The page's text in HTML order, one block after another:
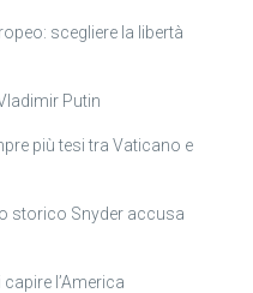
scegliere la libertà
Putin
più tesi tra Vaticano e
storico Snyder accusa
l’America